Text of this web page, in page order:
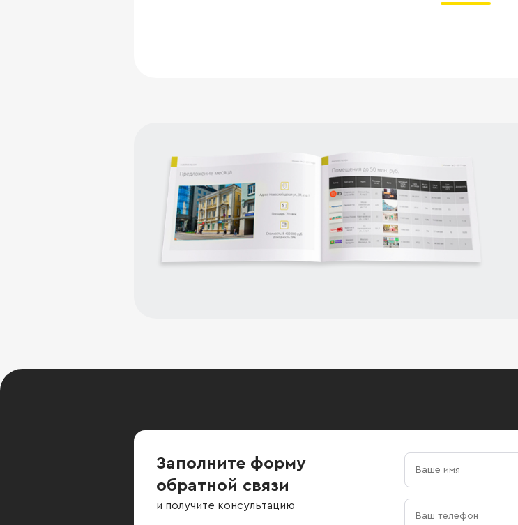
Заполните форму
обратной связи
и получите консультацию